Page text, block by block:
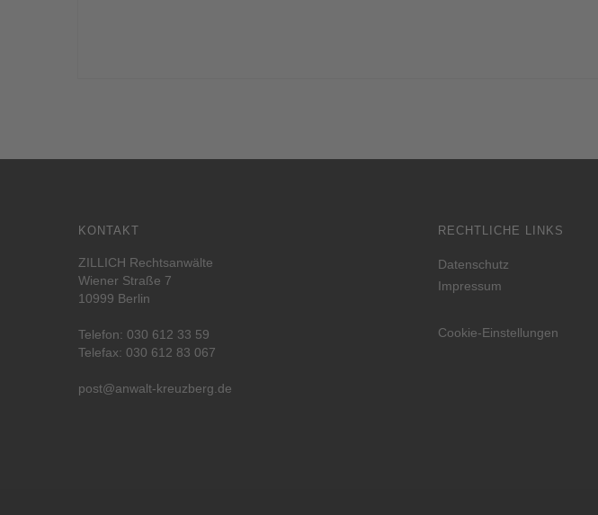
KONTAKT
ZILLICH Rechtsanwälte
Wiener Straße 7
10999 Berlin
Telefon: 030 612 33 59
Telefax: 030 612 83 067
post@anwalt-kreuzberg.de
RECHTLICHE LINKS
Datenschutz
Impressum
Cookie-Einstellungen